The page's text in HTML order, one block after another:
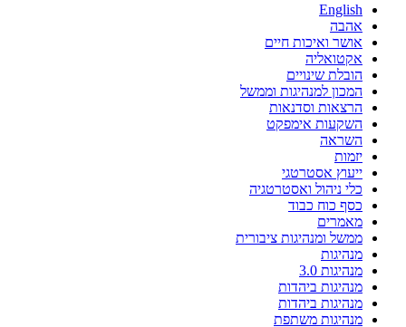
English
אהבה
אושר ואיכות חיים
אקטואליה
הובלת שינויים
המכון למנהיגות וממשל
הרצאות וסדנאות
השקעות אימפקט
השראה
יזמות
ייעוץ אסטרטגי
כלי ניהול ואסטרטגיה
כסף כוח כבוד
מאמרים
ממשל ומנהיגות ציבורית
מנהיגות
מנהיגות 3.0
מנהיגות ביהדות
מנהיגות ביהדות
מנהיגות משתפת